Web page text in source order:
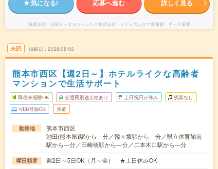
気になる! 応募へ進む 詳しく見る
派遣会社 日研トータルソーシング株式会社 メディカルケア事業部 ナース派遣
未読 掲載日 2026/08/03
熊本市西区【週2日～】ホテルライクな高齢者
マンションで生活サポート
職種未経験OK 交通費別途支給あり 土日祝日が休み 残業なし
WEB登録OK 派遣
勤務地
熊本市西区
池田(熊本県)駅から---分／韓々坂駅から---分／県立体育館前
駅から---分／田崎橋駅から---分／二本木口駅から---分
曜日頻度 週2日～5日OK（月～金） ★土日休みOK